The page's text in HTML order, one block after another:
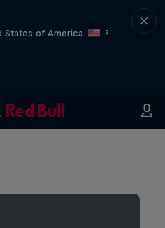
States of America
?